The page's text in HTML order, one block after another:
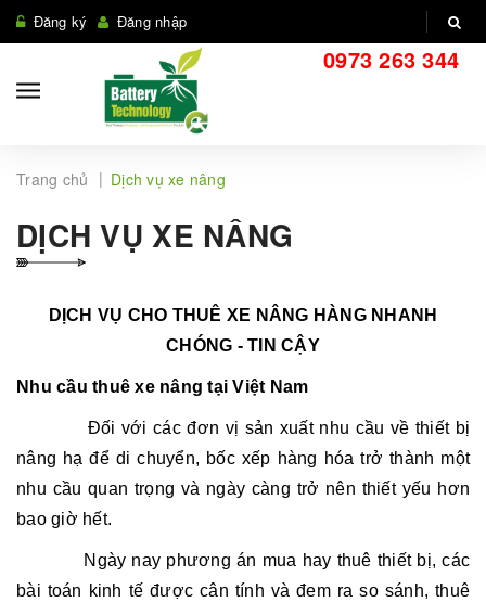
Đăng ký Đăng nhập
0973 263 344
Trang chủ | Dịch vụ xe nâng
DỊCH VỤ XE NÂNG
DỊCH VỤ CHO THUÊ XE NÂNG HÀNG NHANH
CHÓNG - TIN CẬY
Nhu cầu thuê xe nâng tại Việt Nam
Đối với các đơn vị sản xuất nhu cầu về thiết bị
nâng hạ để di chuyển, bốc xếp hàng hóa trở thành một
nhu cầu quan trọng và ngày càng trở nên thiết yếu hơn
bao giờ hết.
Ngày nay phương án mua hay thuê thiết bị, các
bài toán kinh tế được cân tính và đem ra so sánh, thuê